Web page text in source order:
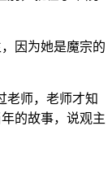
因为她是魔宗的
老师，老师才知
的故事，说观主